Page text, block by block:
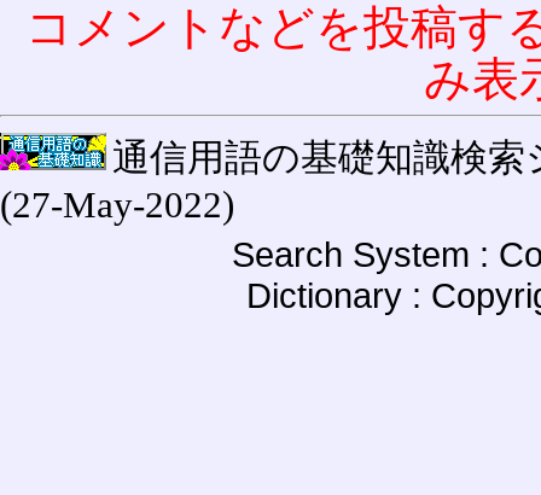
コメントなどを投稿す
み表
通信用語の基礎知識検索
(27-May-2022)
Search System :
Dictionary :